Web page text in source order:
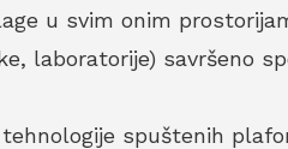
u svim onim
laboratorije) savršeno
spuštenih